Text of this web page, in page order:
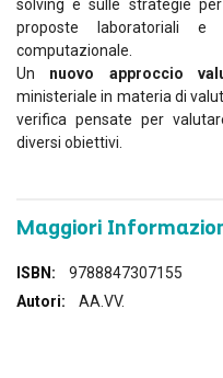
solving e sulle strategie
proposte laboratoriali
computazionale.
Un nuovo approccio
ministeriale in materia di
verifica pensate per
diversi obiettivi.
Maggiori
Maggiori
Informazioni
9788847307155
AA.VV.